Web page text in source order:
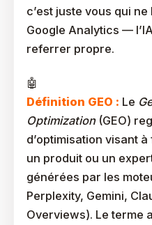
c’est juste vous qui
Google Analytics —
referrer propre.
Définition GEO : Le
Optimization(GEO)
d’optimisation visant
un produit ou un
générées par les
Perplexity, Gemini,
Overviews). Le terme